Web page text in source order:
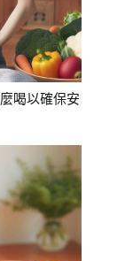
喝以確保安